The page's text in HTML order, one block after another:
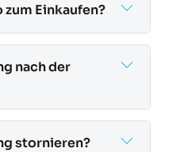
Einkaufen?
nach der
stornieren?